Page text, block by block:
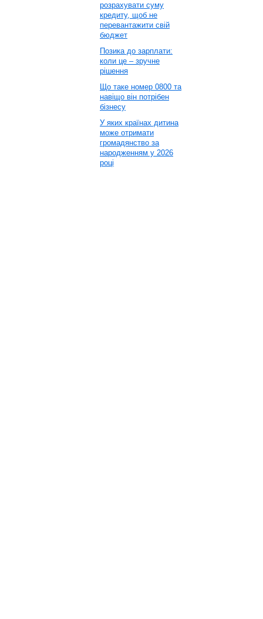
розрахувати суму
кредиту, щоб не
перевантажити свій
бюджет
Позика до зарплати:
коли це – зручне
рішення
Що таке номер 0800 та
навіщо він потрібен
бізнесу
У яких країнах дитина
може отримати
громадянство за
народженням у 2026
році